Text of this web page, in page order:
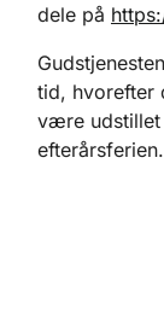
dele på
tid, hvorefter
være udstillet
efterårsferien.